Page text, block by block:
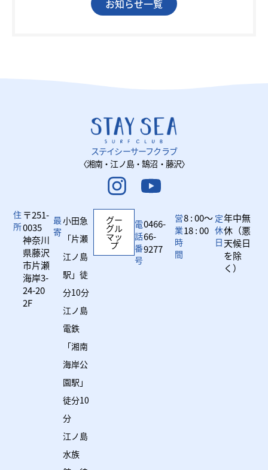
お知らせ一覧
ステイシーサーフクラブ
〈湘南・江ノ島・鵠沼・藤沢〉
住
所
〒251-
0035
神奈川
県藤沢
市片瀬
海岸3-
24-20
2F
最
寄
小田急
「片瀬
江ノ島
駅」徒
分10分
江ノ島
電鉄
「湘南
海岸公
園駅」
徒分10
分
江ノ島
水族
グー
グル
マッ
プ
電
話
番
号
0466-
66-
9277
営
業
時
間
8 : 00～
18 : 00
定
休
日
年中無
休（悪
天候日
を除
く）